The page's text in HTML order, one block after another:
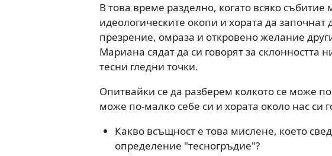
В това време разделно, когато всяко
идеологическите окопи и хората да започнат
презрение, омраза и откровено желание
Мариана сядат да си говорят за склонността
тесни гледни точки.
Опитвайки се да разберем колкото се може
може по-малко себе си и хората около нас си
Какво всъщност е това мислене, което
определение "тесногръдие"?